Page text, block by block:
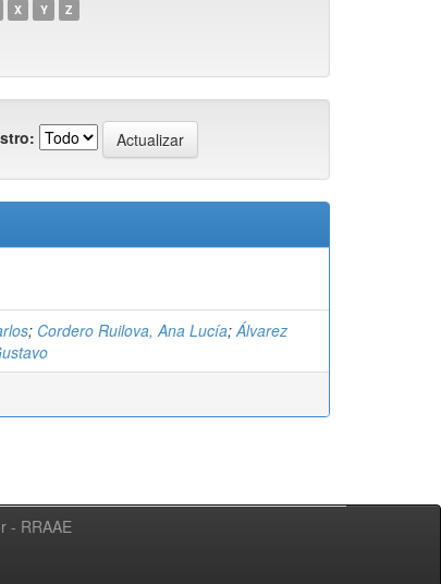
X Y Z
; Cordero Ruilova, Ana Lucía;Álvarez
- RRAAE